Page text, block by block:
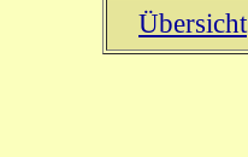
Übersicht